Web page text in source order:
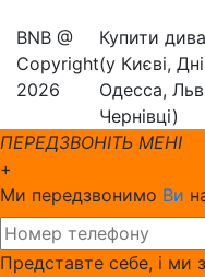
BNB @
Copyright
2026
Купити
(у Києві,
Одесса,
Чернівці)
ПЕРЕДЗВОНІТЬ МЕНІ
+
Ми передзвонимо Ви
Представте себе, і ми